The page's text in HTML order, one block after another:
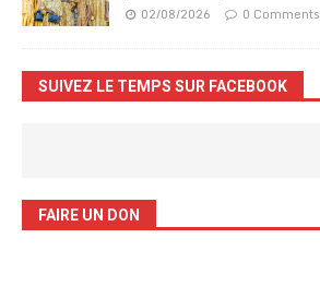
02/08/2026 0 Comments
SUIVEZ LE TEMPS SUR FACEBOOK
FAIRE UN DON